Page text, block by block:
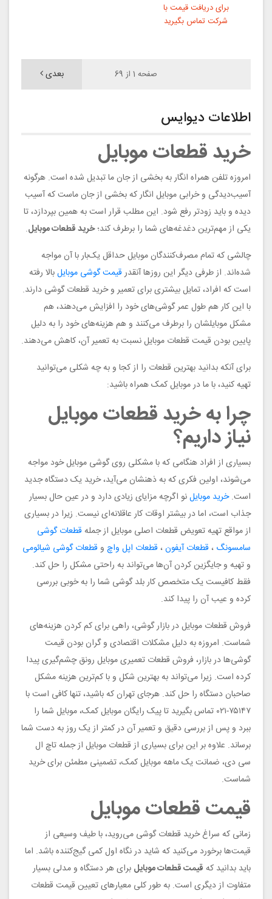
برای دریافت قیمت با
شرکت تماس بگیرید
صفحه 1 از 69 بعدی
اطلاعات دیوایس
خرید قطعات موبایل
امروزه تلفن همراه انگار به بخشی از جان ما تبدیل شده است. هرگونه
آسیب‌دیدگی و خرابی موبایل انگار که بخشی از جان ماست که آسیب
دیده و باید زودتر رفع شود. این مطلب قرار است به همین بپردازد، تا
یکی از مهم‌ترین دغدغه‌های شما را برطرف کند؛خرید قطعات موبایل.
چالشی که تمام مصرف‌کنندگان موبایل حداقل یک‌بار با آن مواجه
شده‌اند. از طرفی دیگر این روزها آنقدرقیمت گوشی موبایلبالا رفته
است که افراد، تمایل بیشتری برای تعمیر و خرید قطعات گوشی دارند‌.
با این کار هم طول عمر گوشی‌های خود را افزایش می‌دهند، هم
مشکل موبایلشان را برطرف می‌کنند و هم هزینه‌های خود را به دلیل
پایین بودن قیمت قطعات موبایل نسبت به تعمیر آن، کاهش می‌دهند.
برای آنکه بدانید بهترین قطعات را از کجا و به چه شکلی می‌توانید
تهیه کنید، با ما در موبایل کمک همراه باشید:
چرا به خرید قطعات موبایل
نیاز داریم؟
بسیاری از افراد هنگامی که با مشکلی روی گوشی موبایل خود مواجه
می‌شوند، اولین فکری که به ذهنشان می‌آید، خرید یک دستگاه جدید
است.خرید موبایلنو اگرچه مزایای زیادی دارد و در عین حال بسیار
جذاب است، اما در بیشتر اوقات کار عاقلانه‌ای نیست. زیرا در بسیاری
از مواقع تهیه تعویض قطعات اصلی موبایل از جمله قطعات گوشی
سامسونگ ، قطعات آیفون، قطعات اپل واچ و قطعات گوشی شیائومی
و تهیه و جایگزین کردن آن‌ها می‌تواند به راحتی مشکل را حل کند.
فقط کافیست یک متخصص کار بلد گوشی شما را به خوبی بررسی
کرده و عیب آن را پیدا کند.
فروش قطعات موبایل در بازار گوشی، راهی برای کم کردن هزینه‌های
شماست. امروزه به دلیل مشکلات اقتصادی و گران بودن قیمت
گوشی‌ها در بازار، فروش قطعات تعمیری موبایل رونق چشم‌گیری پیدا
کرده است. زیرا می‌تواند به بهترین شکل و با کم‌ترین هزینه مشکل
صاحبان دستگاه را حل کند. هرجای تهران که باشید، تنها کافی است با
۷۵۱۴۷-۰۲۱ تماس بگیرید تا پیک رایگان موبایل کمک، موبایل شما را
ببرد و پس از بررسی دقیق و تعمیر آن در کمتر از یک روز به دست شما
برساند. علاوه بر این برای بسیاری از قطعات موبایل از جمله تاچ ال
سی دی، ضمانت یک ماهه موبایل کمک، تضمینی مطمئن برای خرید
شماست.
قیمت قطعات موبایل
زمانی که سراغ خرید قطعات گوشی می‌روید، با طیف وسیعی از
قیمت‌ها برخورد می‌کنید که شاید در نگاه اول کمی گیج‌کننده باشد. اما
باید بدانید که قیمت قطعات موبایل برای هر دستگاه و مدلی بسیار
متفاوت‌ از دیگری است. به طور کلی معیارهای تعیین قیمت قطعات